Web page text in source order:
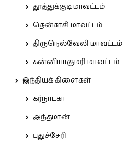
தூத்துக்குடி மாவட்டம்
தென்காசி மாவட்டம்
திருநெல்வேலி மாவட்டம்
கன்னியாகுமரி மாவட்டம்
இந்தியக் கிளைகள்
கர்நாடகா
அந்தமான்
புதுச்சேரி